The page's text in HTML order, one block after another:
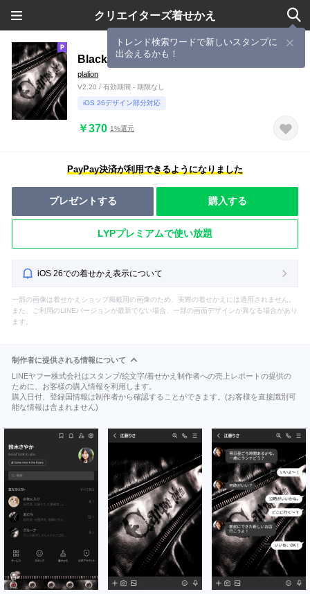
クリエイターズ着せかえ
トレンド検索ワードで新しいスタンプに
出会えるかも！
BlackLeather
plalion
V2.20 / 有効期間 - 期限なし
iOS 26デザイン部分対応
￥370 1%還元
PayPay決済が利用できるようになりました
プレゼントする 購入する
LYPプレミアムで使い放題
iOS 26での着せかえ表示について
一部の画像は着せかえショップ掲載用の画像のため、実際の着せかえには適用されません。
また、ご利用のLINEバージョンが最新でない場合、一部の画面デザインが異なる場合があり
ます。
制作者に提供される情報について
LINEヤフー株式会社はスタンプ/絵文字/着せかえ制作者への売上レポートの提供の
ために、お客様の購入情報を利用します。
購入日付、登録国情報は制作者から確認することができます。(お客様を直接識別可
能な情報は含まれません)